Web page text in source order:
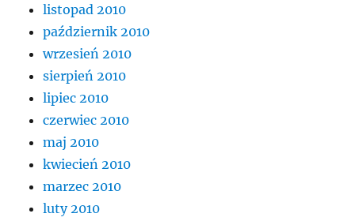
listopad 2010
październik 2010
wrzesień 2010
sierpień 2010
lipiec 2010
czerwiec 2010
maj 2010
kwiecień 2010
marzec 2010
luty 2010